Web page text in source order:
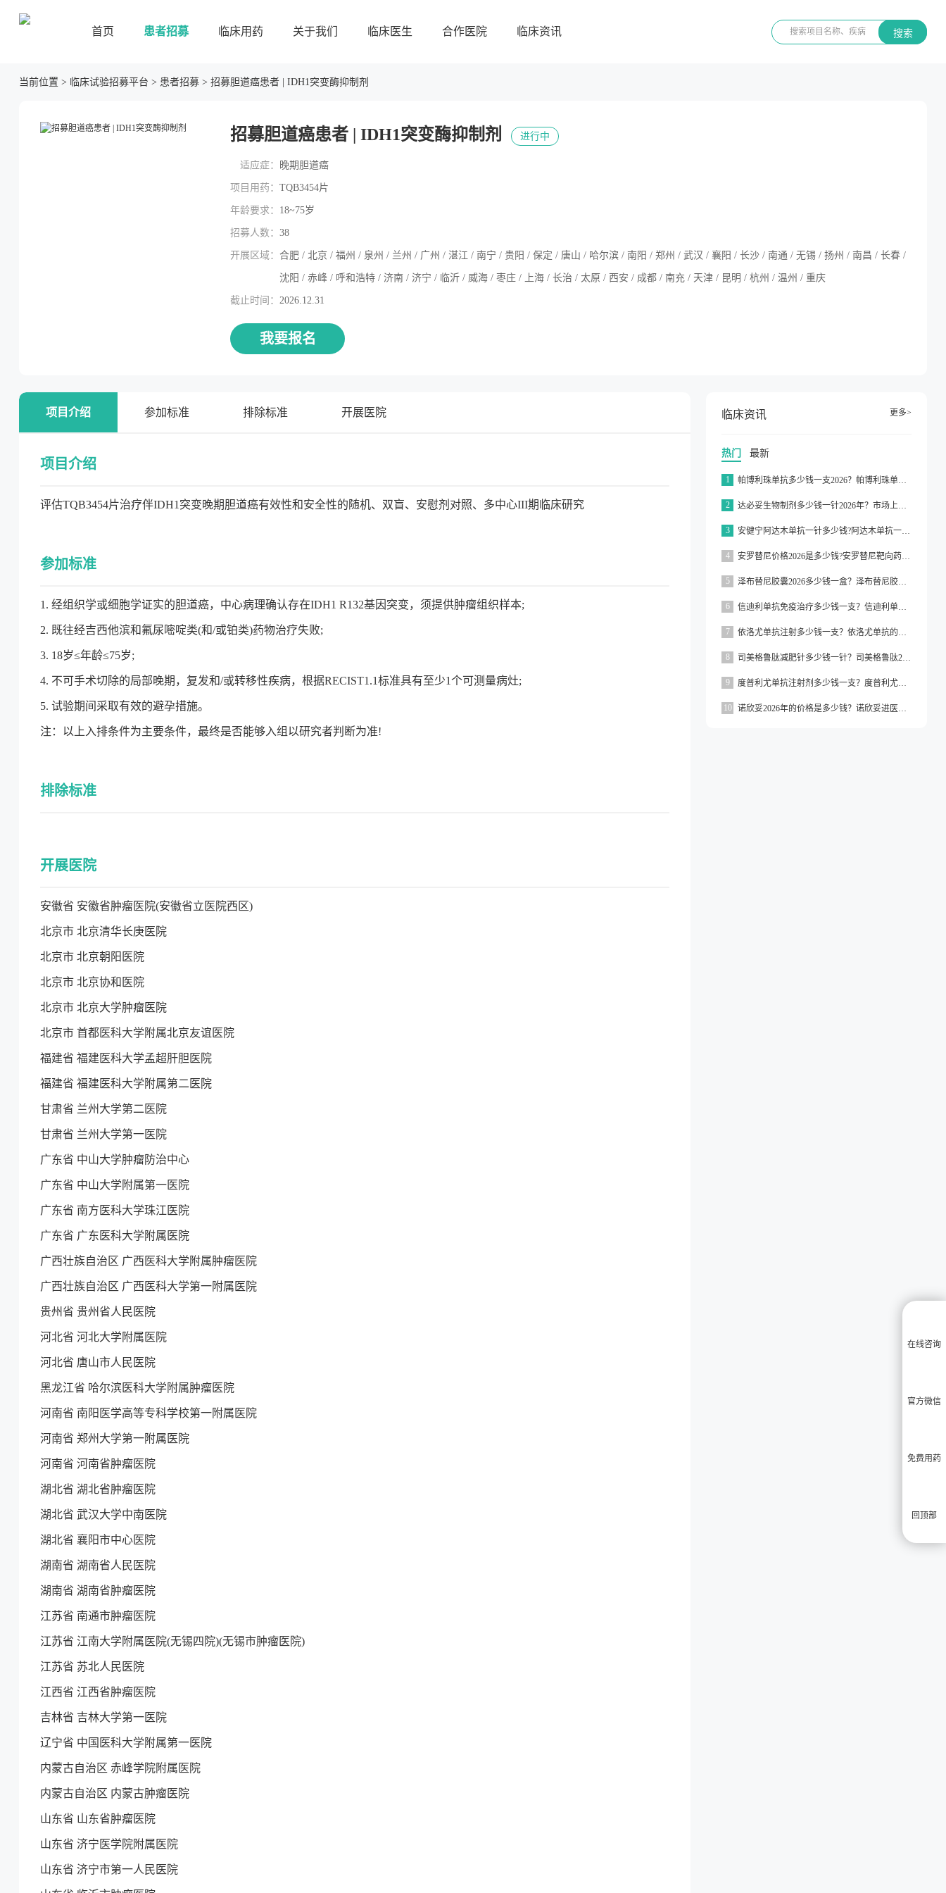
首页 患者招募 临床用药 关于我们 临床医生 合作医院 临床资讯 搜索
当前位置 > 临床试验招募平台 > 患者招募 > 招募胆道癌患者 | IDH1突变酶抑制剂
招募胆道癌患者 | IDH1突变酶抑制剂 进行中
适应症： 晚期胆道癌
项目用药： TQB3454片
年龄要求： 18~75岁
招募人数： 38
开展区域： 合肥 / 北京 / 福州 / 泉州 / 兰州 / 广州 / 湛江 / 南宁 / 贵阳 / 保定 / 唐山 / 哈尔滨 / 南阳 / 郑州 / 武汉 / 襄阳 / 长沙 / 南通 / 无锡 / 扬州 / 南昌 / 长春 /
沈阳 / 赤峰 / 呼和浩特 / 济南 / 济宁 / 临沂 / 威海 / 枣庄 / 上海 / 长治 / 太原 / 西安 / 成都 / 南充 / 天津 / 昆明 / 杭州 / 温州 / 重庆
截止时间： 2026.12.31
我要报名
项目介绍 参加标准 排除标准 开展医院
项目介绍
评估TQB3454片治疗伴IDH1突变晚期胆道癌有效性和安全性的随机、双盲、安慰剂对照、多中心III期临床研究
参加标准
1. 经组织学或细胞学证实的胆道癌，中心病理确认存在IDH1 R132基因突变，须提供肿瘤组织样本;
2. 既往经吉西他滨和氟尿嘧啶类(和/或铂类)药物治疗失败;
3. 18岁≤年龄≤75岁;
4. 不可手术切除的局部晚期，复发和/或转移性疾病，根据RECIST1.1标准具有至少1个可测量病灶;
5. 试验期间采取有效的避孕措施。
注：以上入排条件为主要条件，最终是否能够入组以研究者判断为准!
排除标准
开展医院
安徽省 安徽省肿瘤医院(安徽省立医院西区)
北京市 北京清华长庚医院
北京市 北京朝阳医院
北京市 北京协和医院
北京市 北京大学肿瘤医院
北京市 首都医科大学附属北京友谊医院
福建省 福建医科大学孟超肝胆医院
福建省 福建医科大学附属第二医院
甘肃省 兰州大学第二医院
甘肃省 兰州大学第一医院
广东省 中山大学肿瘤防治中心
广东省 中山大学附属第一医院
广东省 南方医科大学珠江医院
广东省 广东医科大学附属医院
广西壮族自治区 广西医科大学附属肿瘤医院
广西壮族自治区 广西医科大学第一附属医院
贵州省 贵州省人民医院
河北省 河北大学附属医院
河北省 唐山市人民医院
黑龙江省 哈尔滨医科大学附属肿瘤医院
河南省 南阳医学高等专科学校第一附属医院
河南省 郑州大学第一附属医院
河南省 河南省肿瘤医院
湖北省 湖北省肿瘤医院
湖北省 武汉大学中南医院
湖北省 襄阳市中心医院
湖南省 湖南省人民医院
湖南省 湖南省肿瘤医院
江苏省 南通市肿瘤医院
江苏省 江南大学附属医院(无锡四院)(无锡市肿瘤医院)
江苏省 苏北人民医院
江西省 江西省肿瘤医院
吉林省 吉林大学第一医院
辽宁省 中国医科大学附属第一医院
内蒙古自治区 赤峰学院附属医院
内蒙古自治区 内蒙古肿瘤医院
山东省 山东省肿瘤医院
山东省 济宁医学院附属医院
山东省 济宁市第一人民医院
临床资讯 更多>
热门 最新
1 帕博利珠单抗多少钱一支2026？帕博利珠单抗纳入医保了吗2026？
2 达必妥生物制剂多少钱一针2026年？市场上达必妥的价格为3160元/支左右
3 安健宁阿达木单抗一针多少钱?阿达木单抗一针价格在3000元左右
4 安罗替尼价格2026是多少钱?安罗替尼靶向药价格一般在2000元左右
5 泽布替尼胶囊2026多少钱一盒？泽布替尼胶囊的价格为5000元左右一盒
6 信迪利单抗免疫治疗多少钱一支？信迪利单抗免疫治疗的价格约为2843元一支
7 依洛尤单抗注射多少钱一支？依洛尤单抗的价格一般在500元到1000元之间一支
8 司美格鲁肽减肥针多少钱一针？司美格鲁肽2026价格
9 度普利尤单抗注射剂多少钱一支？度普利尤单抗一支价格约为3160元
10 诺欣妥2026年的价格是多少钱？诺欣妥进医保了吗？
在线咨询
官方微信
免费用药
回顶部